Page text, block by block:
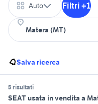
Auto Filtri +1
Salva ricerca
5 risultati
SEAT usata in vendita a